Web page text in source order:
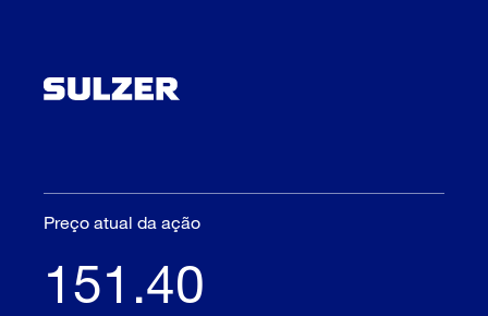
Preço atual da ação
151.40